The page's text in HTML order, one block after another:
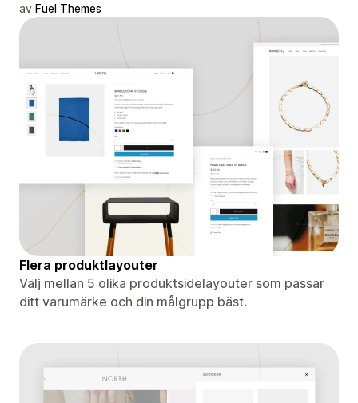
av Fuel Themes
Flera produktlayouter
Välj mellan 5 olika produktsidelayouter som passar
ditt varumärke och din målgrupp bäst.